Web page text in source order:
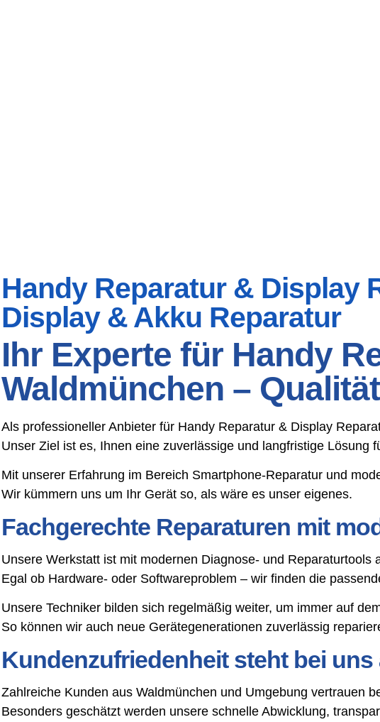
Handy Reparatur & Display
Display & Akku Reparatur
Ihr Experte für Handy
Waldmünchen –
Als professioneller Anbieter für Handy Reparatur & Display
Unser Ziel ist es, Ihnen eine zuverlässige und langfristige
Mit unserer Erfahrung im Bereich Smartphone-Reparatur und
Wir kümmern uns um Ihr Gerät so, als wäre es unser eigenes.
Fachgerechte Reparaturen mit
Unsere Werkstatt ist mit modernen Diagnose- und
Egal ob Hardware- oder Softwareproblem – wir finden die
Unsere Techniker bilden sich regelmäßig weiter, um immer auf
So können wir auch neue Gerätegenerationen zuverlässig
Kundenzufriedenheit steht bei uns
Zahlreiche Kunden aus Waldmünchen und Umgebung vertrauen
Besonders geschätzt werden unsere schnelle Abwicklung,